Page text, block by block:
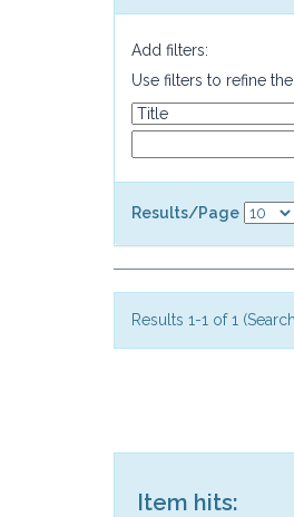
Add filters:
Use filters to refine
Results/Page
Results 1-1 of 1
Item hits: